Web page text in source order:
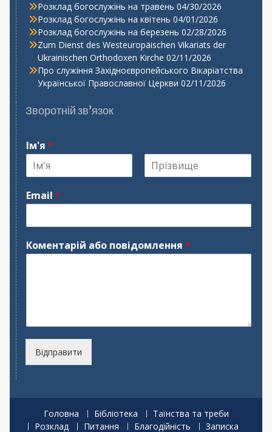
Розклад богослужінь на травень 04/30/2026
Розклад богослужінь на квітень 04/01/2026
Розклад богослужінь на березень 02/28/2026
Zum Dienst des Westeuropäischen Vikariats der
Ukrainischen Orthodoxen Kirche 02/11/2026
Про служіння Західноєвропейського Вікаріатства
Української Православної Церкви 02/11/2026
Зворотній зв’язок
Ім'я *
м
'
и
е
Email *
Коментарій або повідомлення *
Відправити
Головна Бібліотека
Таїнства та треби
Розклад
Питання Благодійність Записка